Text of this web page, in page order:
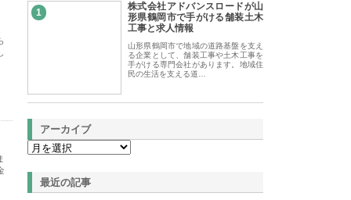
1
株式会社アドバンスロードが山
形県鶴岡市で手がける舗装土木
工事と求人情報
山形県鶴岡市で地域の道路基盤を支え
る企業として、舗装工事や土木工事を
手がける専門会社があります。地域住
民の生活を支える道…
アーカイブ
最近の記事